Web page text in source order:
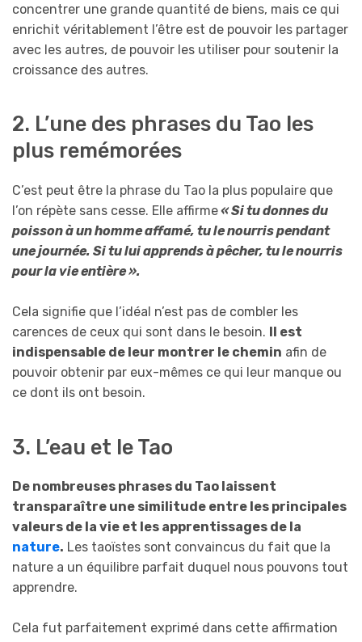
concentrer une grande quantité de biens, mais ce qui
enrichit véritablement l’être est de pouvoir les partager
avec les autres, de pouvoir les utiliser pour soutenir la
croissance des autres.
2. L’une des phrases du Tao les
plus remémorées
C’est peut être la phrase du Tao la plus populaire que
l’on répète sans cesse. Elle affirme« Si tu donnes du
poisson à un homme affamé, tu le nourris pendant
une journée. Si tu lui apprends à pêcher, tu le nourris
pour la vie entière ».
Cela signifie que l’idéal n’est pas de combler les
carences de ceux qui sont dans le besoin.
Il est
indispensable de leur montrer le chemin afin de
pouvoir obtenir par eux-mêmes ce qui leur manque ou
ce dont ils ont besoin.
3. L’eau et le Tao
De nombreuses phrases du Tao laissent
transparaître une similitude entre les principales
valeurs de la vie et les apprentissages de la
nature. Les taoïstes sont convaincus du fait que la
nature a un équilibre parfait duquel nous pouvons tout
apprendre.
Cela fut parfaitement exprimé dans cette affirmation